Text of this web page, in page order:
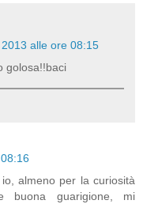
alle ore 08:15
golosa!!baci
almeno per la curiosità
buona guarigione, mi